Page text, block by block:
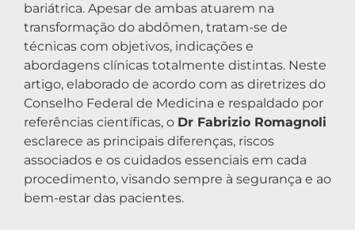
bariátrica. Apesar de ambas atuarem na
transformação do abdômen, tratam-se de
técnicas com objetivos, indicações e
abordagens clínicas totalmente distintas. Neste
artigo, elaborado de acordo com as diretrizes do
Conselho Federal de Medicina e respaldado por
referências científicas, o Dr Fabrizio Romagnoli
esclarece as principais diferenças, riscos
associados e os cuidados essenciais em cada
procedimento, visando sempre à segurança e ao
bem-estar das pacientes.